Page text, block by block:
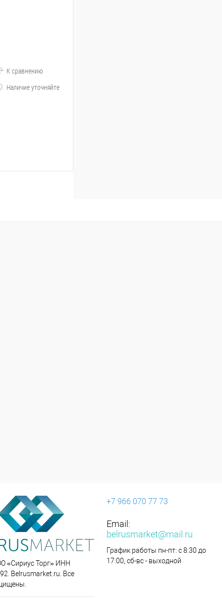
К сравнению
Наличие уточняйте
«Сириус Торг» ИНН
Belrusmarket.ru. Все
+7 966 070 77 73
Email:
belrusmarket@mail.ru
График работы пн-пт: с 8:30 до
17:00, сб-вс - выходной